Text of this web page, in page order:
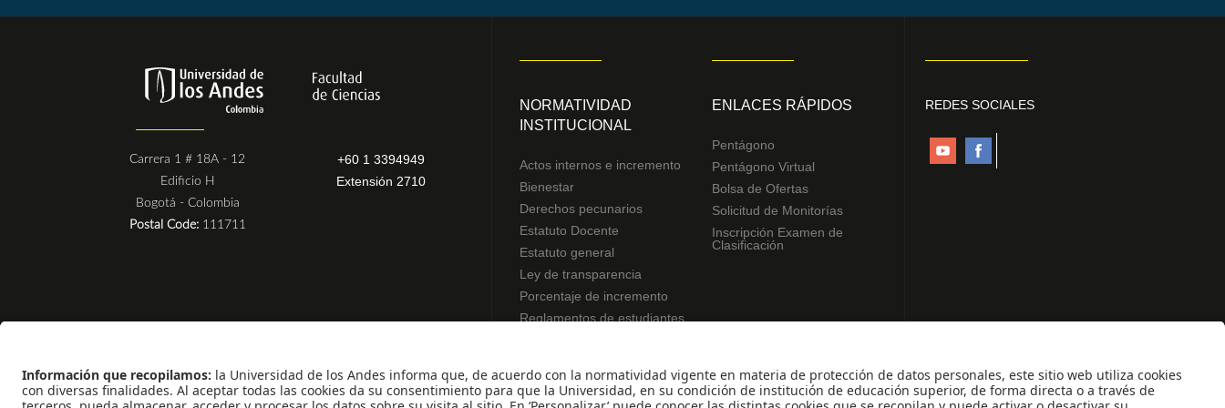
Carrera 1 # 18A - 12
Edificio H
Bogotá - Colombia
Postal Code: 111711
+60 1 3394949
Extensión 2710
NORMATIVIDAD
INSTITUCIONAL
Actos internos e incremento
Bienestar
Derechos pecunarios
Estatuto Docente
Estatuto general
Ley de transparencia
Porcentaje de incremento
Reglamentos de estudiantes
ENLACES RÁPIDOS
Pentágono
Pentágono Virtual
Bolsa de Ofertas
Solicitud de Monitorías
Inscripción Examen de
Clasificación
REDES SOCIALES